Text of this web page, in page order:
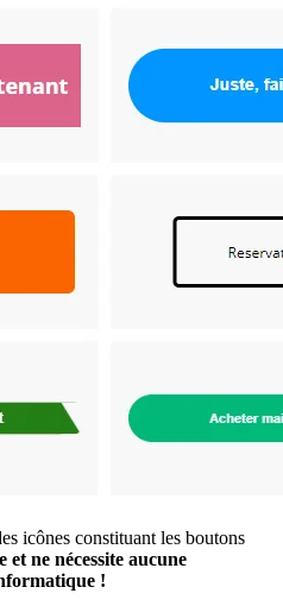
icônes constituant les boutons
ne nécessite aucune
!